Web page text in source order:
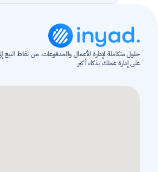
على إدارة عملك بذكاء أكبر.